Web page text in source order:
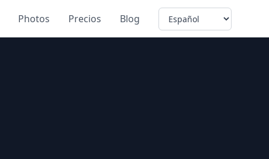
Photos Precios Blog Language